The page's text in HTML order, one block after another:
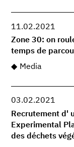
11.02.2021
Zone 30: on
temps de
Media
03.02.2021
Recrutement d'
Experimental
des déchets